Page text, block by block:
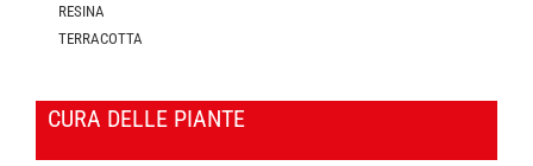
RESINA
TERRACOTTA
CURA DELLE PIANTE